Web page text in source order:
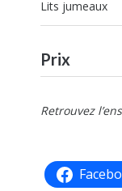
Lits
Prix à
Retrouvez